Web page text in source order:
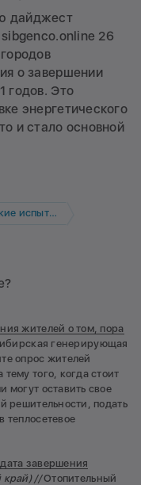
дайджест
26
о завершении
годов. Это
энергетического
и стало основной
испытания
жителей о том, пора
генерирующая
опрос жителей
того, когда стоит
могут оставить свое
решительности, подать
теплосетевое
завершения
край) //Отопительный